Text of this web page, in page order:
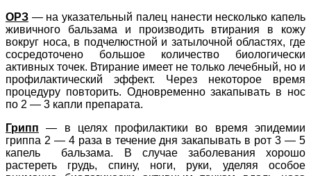
ОРЗ — на указательный палец нанести несколько капель
живичного бальзама и производить втирания в кожу
вокруг носа, в подчелюстной и затылочной областях, где
сосредоточено большое количество биологически
активных точек. Втирание имеет не только лечебный, но и
профилактический эффект. Через некоторое время
процедуру повторить. Одновременно закапывать в нос
по 2 — 3 капли препарата.
Грипп — в целях профилактики во время эпидемии
гриппа 2 — 4 раза в течение дня закапывать в рот 3 — 5
капель бальзама. В случае заболевания хорошо
растереть грудь, спину, ноги, руки, уделяя особое